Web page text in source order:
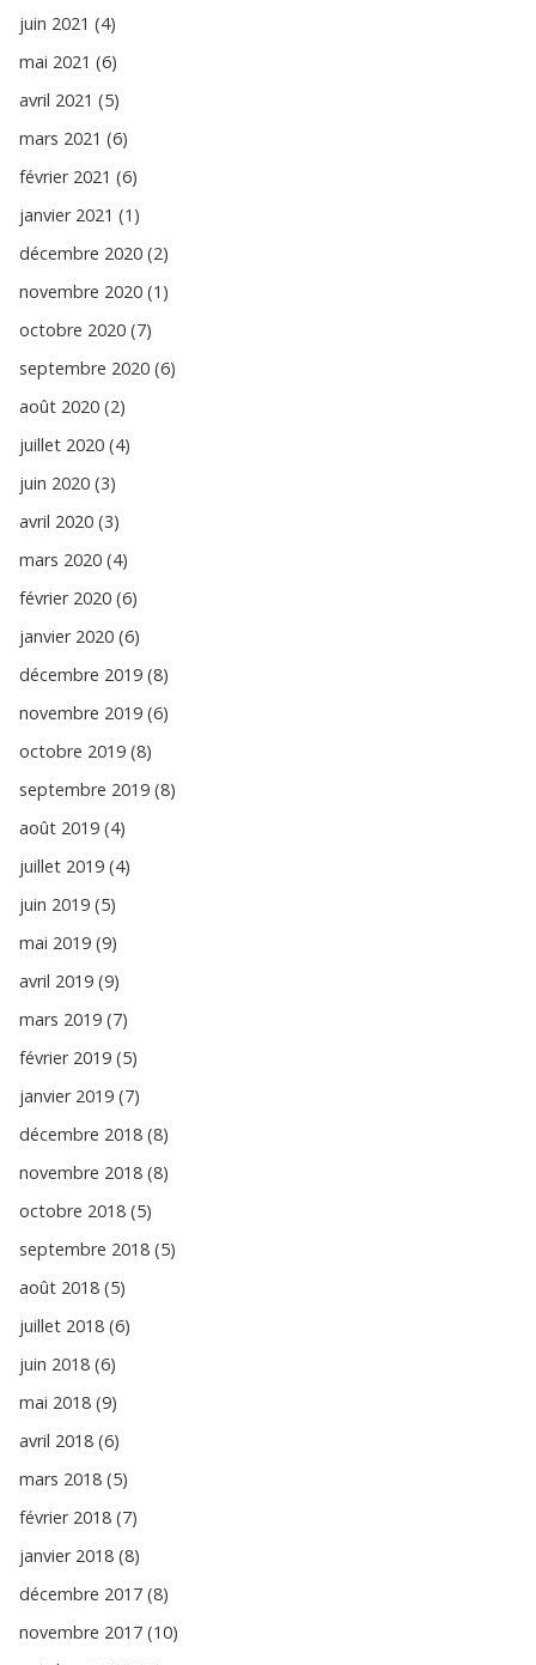
juin 2021 (4)
mai 2021 (6)
avril 2021 (5)
mars 2021 (6)
février 2021 (6)
janvier 2021 (1)
décembre 2020 (2)
novembre 2020 (1)
octobre 2020 (7)
septembre 2020 (6)
août 2020 (2)
juillet 2020 (4)
juin 2020 (3)
avril 2020 (3)
mars 2020 (4)
février 2020 (6)
janvier 2020 (6)
décembre 2019 (8)
novembre 2019 (6)
octobre 2019 (8)
septembre 2019 (8)
août 2019 (4)
juillet 2019 (4)
juin 2019 (5)
mai 2019 (9)
avril 2019 (9)
mars 2019 (7)
février 2019 (5)
janvier 2019 (7)
décembre 2018 (8)
novembre 2018 (8)
octobre 2018 (5)
septembre 2018 (5)
août 2018 (5)
juillet 2018 (6)
juin 2018 (6)
mai 2018 (9)
avril 2018 (6)
mars 2018 (5)
février 2018 (7)
janvier 2018 (8)
décembre 2017 (8)
novembre 2017 (10)